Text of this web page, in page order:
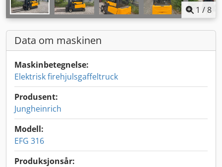
1 /8
Data om maskinen
Maskinbetegnelse:
Elektrisk firehjulsgaffeltruck
Produsent:
Jungheinrich
Modell:
EFG 316
Produksjonsår: